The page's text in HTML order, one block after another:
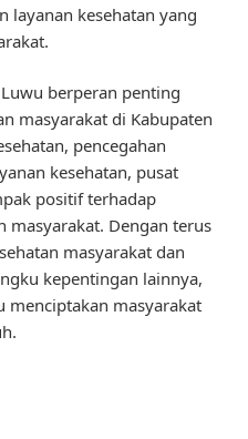
layanan kesehatan yang
berperan penting
masyarakat di Kabupaten
pencegahan
kesehatan, pusat
positif terhadap
masyarakat. Dengan terus
masyarakat dan
kepentingan lainnya,
menciptakan masyarakat